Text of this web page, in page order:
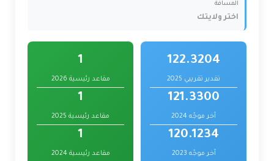
المسافة
اختر ولايتك
122.3204
تقدير تقريبي 2025
121.3300
آخر موجّه 2024
120.1234
آخر موجّه 2023
1
مقاعد رئيسية 2026
1
مقاعد رئيسية 2025
1
مقاعد رئيسية 2024